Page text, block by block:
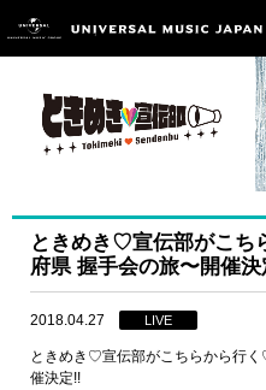
ときめき♡宣伝部がこち
府県 握手会の旅〜開催
2018.04.27 LIVE
ときめき♡宣伝部がこちらから行
催決定!!